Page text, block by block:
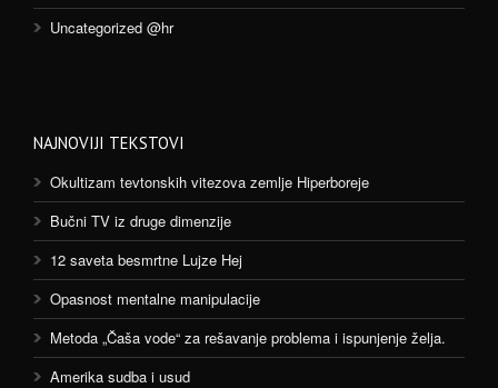
Uncategorized @hr
NAJNOVIJI TEKSTOVI
Okultizam tevtonskih vitezova zemlje Hiperboreje
Bučni TV iz druge dimenzije
12 saveta besmrtne Lujze Hej
Opasnost mentalne manipulacije
Metoda „Čaša vode“ za rešavanje problema i ispunjenje želja.
Amerika sudba i usud